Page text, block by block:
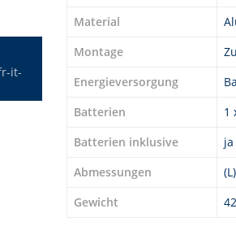
it-
Material
Montage
Energieversorgung
Batterien
1
Batterien inklusive
ja
Abmessungen
Gewicht